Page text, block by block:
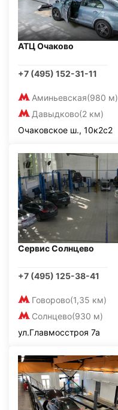
АТЦ Очаково
+7 (495) 152-31-11
Аминьевская(980 м)
Давыдково(2 км)
Очаковское ш., 10к2с2
Сервис Солнцево
+7 (495) 125-38-41
Говорово(1,35 км)
Солнцево(930 м)
ул.Главмосстроя 7а